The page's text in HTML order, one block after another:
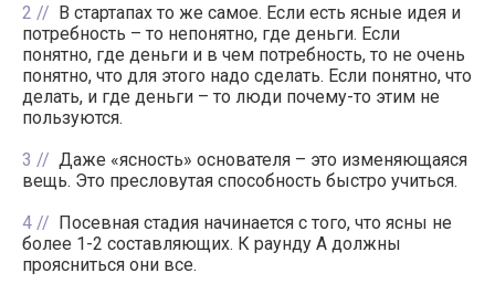
2
В стартапах то же самое. Если есть ясные идея и
потребность – то непонятно, где деньги. Если
понятно, где деньги и в чем потребность, то не очень
понятно, что для этого надо сделать. Если понятно, что
делать, и где деньги – то люди почему-то этим не
пользуются.
3
Даже «ясность» основателя – это изменяющаяся
вещь. Это пресловутая способность быстро учиться.
4
Посевная стадия начинается с того, что ясны не
более 1-2 составляющих. К раунду А должны
проясниться они все.